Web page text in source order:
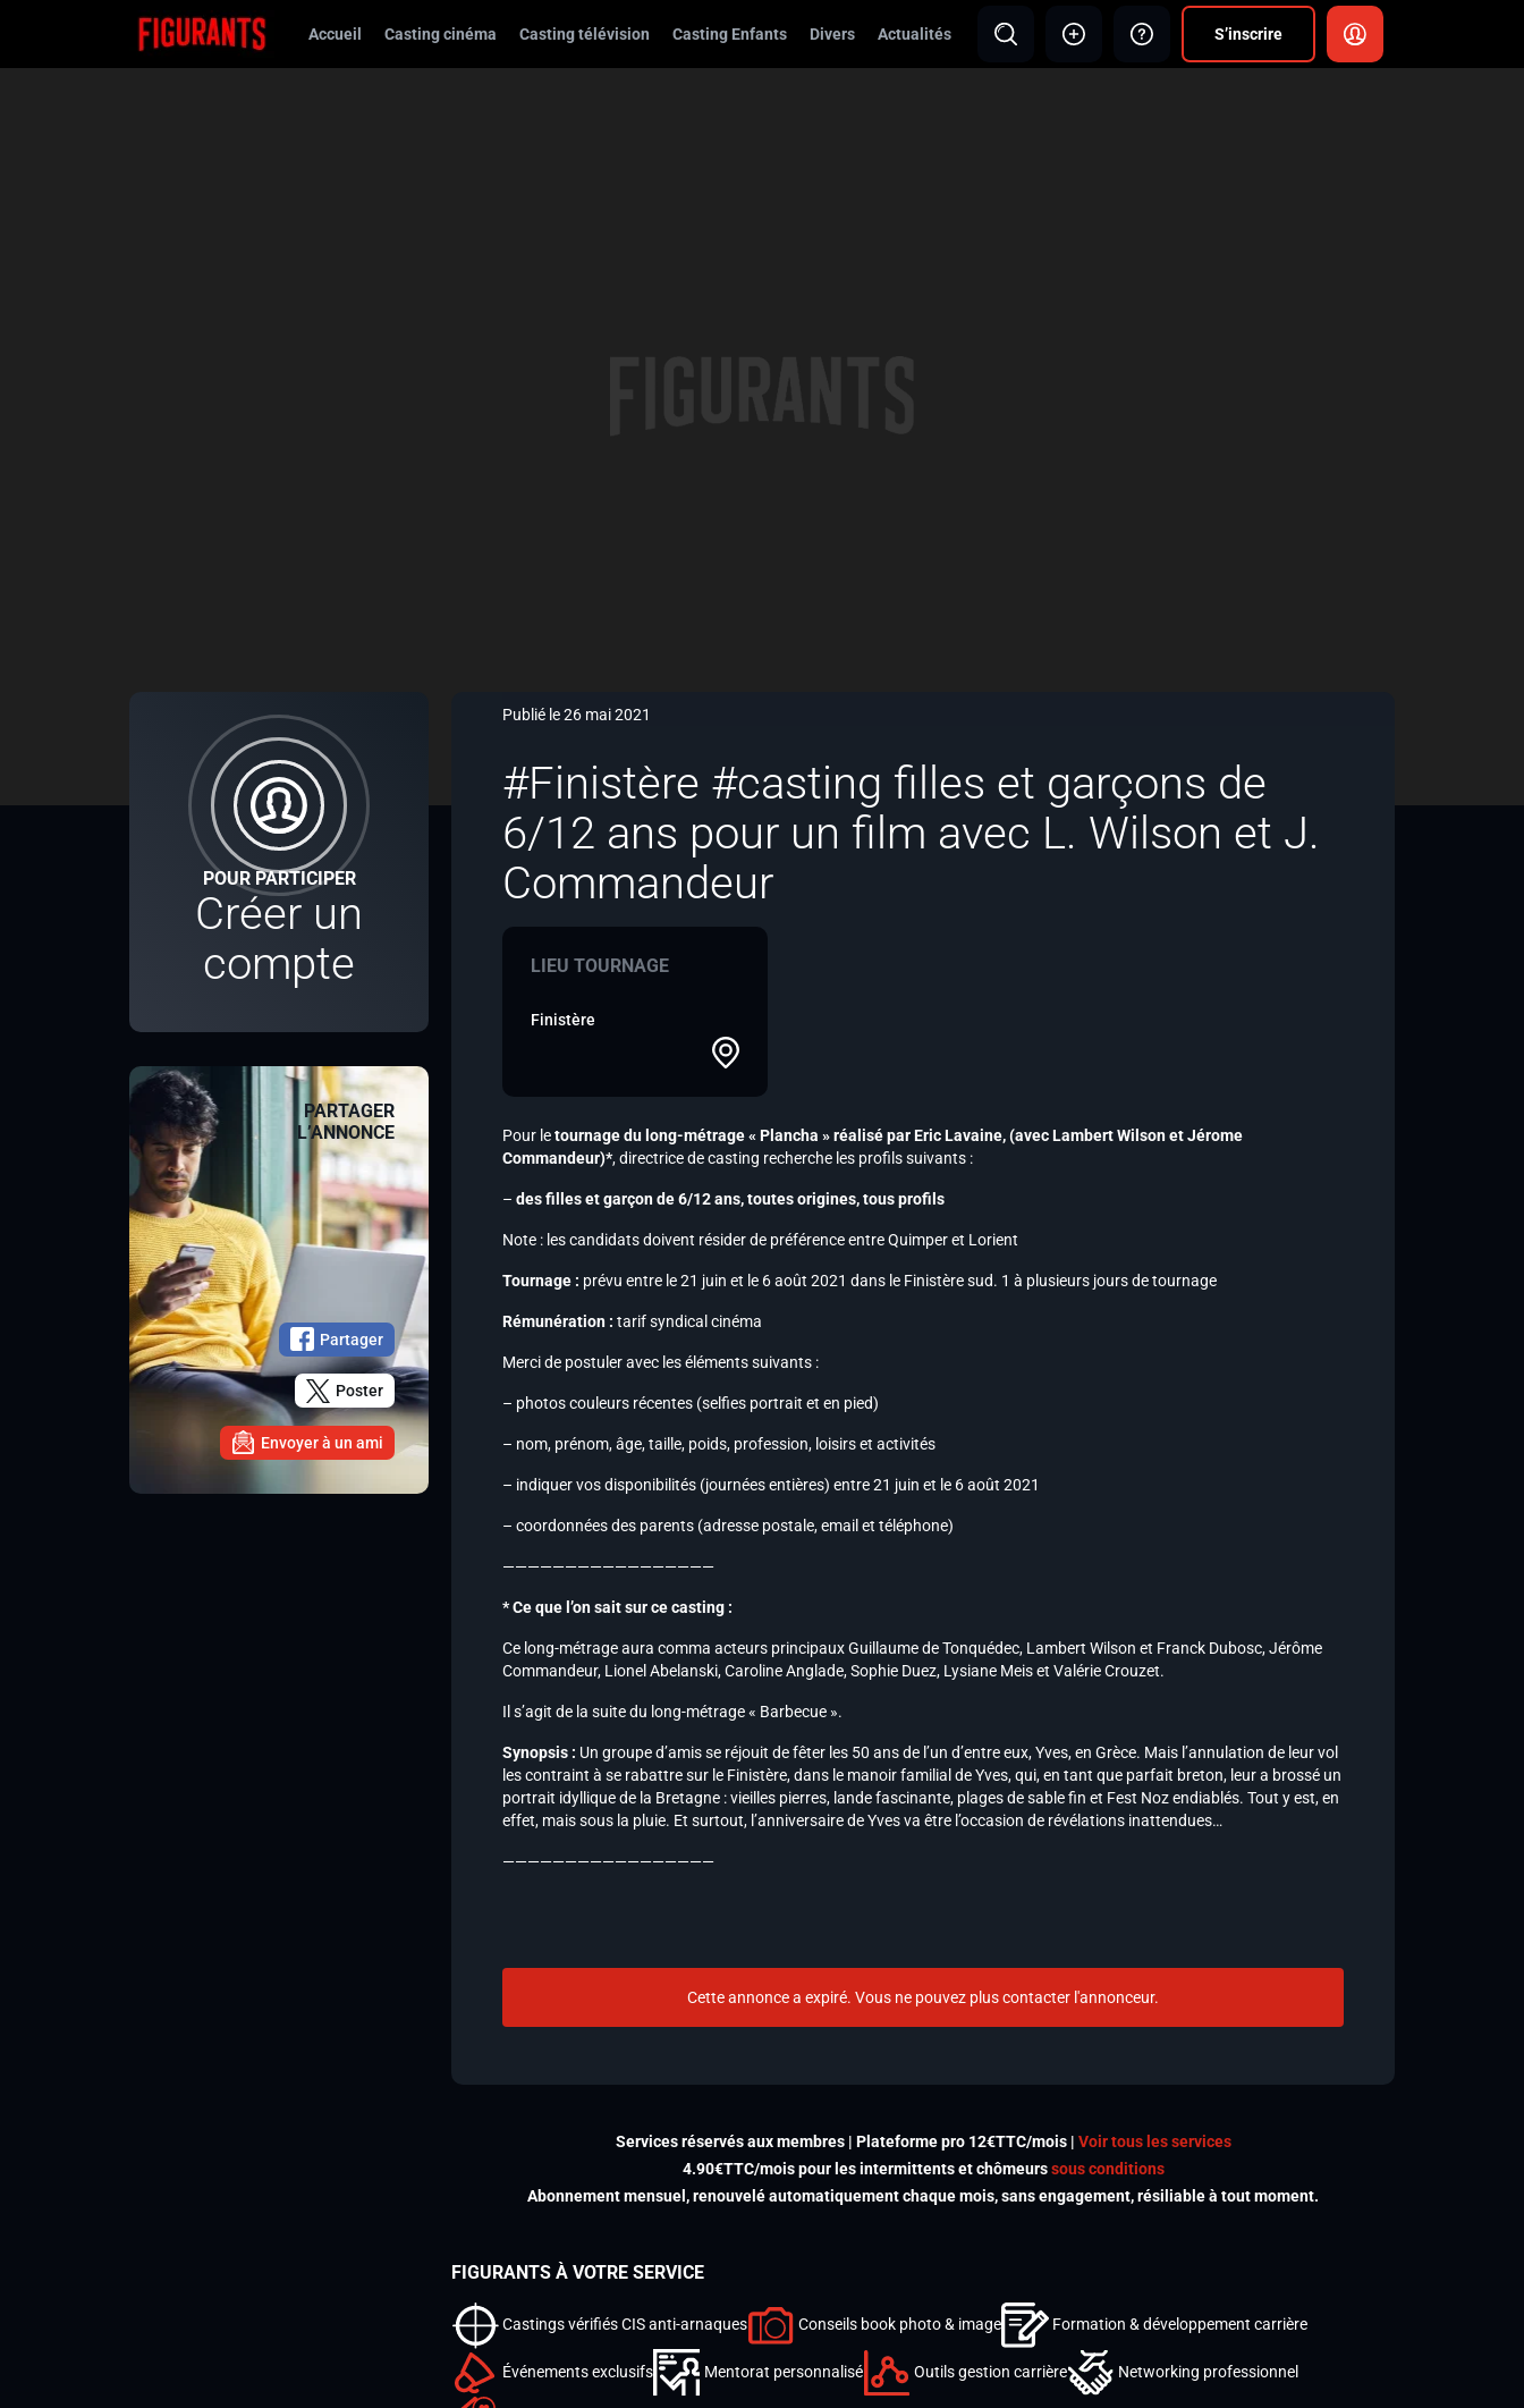
Accueil Casting cinéma Casting télévision Casting Enfants Divers Actualités S’inscrire
POUR PARTICIPER
Créer un
compte
PARTAGER
L’ANNONCE
Partager
Poster
Envoyer à un ami
Publié le 26 mai 2021
#Finistère #casting filles et garçons de
6/12 ans pour un film avec L. Wilson et J.
Commandeur
LIEU TOURNAGE
Finistère
Pour letournage du long-métrage « Plancha » réalisé par Eric Lavaine,(avec Lambert Wilson et Jérome
Commandeur)*, directrice de casting recherche les profils suivants :
– des filles et garçon de 6/12 ans, toutes origines, tous profils
Note : les candidats doivent résider de préférence entre Quimper et Lorient
Tournage : prévu entre le 21 juin et le 6 août 2021 dans le Finistère sud. 1 à plusieurs jours de tournage
Rémunération : tarif syndical cinéma
Merci de postuler avec les éléments suivants :
– photos couleurs récentes (selfies portrait et en pied)
– nom, prénom, âge, taille, poids, profession, loisirs et activités
– indiquer vos disponibilités (journées entières) entre 21 juin et le 6 août 2021
– coordonnées des parents (adresse postale, email et téléphone)
—————————————————
* Ce que l’on sait sur ce casting :
Ce long-métrage aura comma acteurs principaux Guillaume de Tonquédec, Lambert Wilson et Franck Dubosc, Jérôme
Commandeur, Lionel Abelanski, Caroline Anglade, Sophie Duez, Lysiane Meis et Valérie Crouzet.
Il s’agit de la suite du long-métrage « Barbecue ».
Synopsis : Un groupe d’amis se réjouit de fêter les 50 ans de l’un d’entre eux, Yves, en Grèce. Mais l’annulation de leur vol
les contraint à se rabattre sur le Finistère, dans le manoir familial de Yves, qui, en tant que parfait breton, leur a brossé un
portrait idyllique de la Bretagne : vieilles pierres, lande fascinante, plages de sable fin et Fest Noz endiablés. Tout y est, en
effet, mais sous la pluie. Et surtout, l’anniversaire de Yves va être l’occasion de révélations inattendues…
—————————————————
Cette annonce a expiré. Vous ne pouvez plus contacter l'annonceur.
Services réservés aux membres | Plateforme pro 12€TTC/mois | Voir tous les services
4.90€TTC/mois pour les intermittents et chômeurssous conditions
Abonnement mensuel, renouvelé automatiquement chaque mois, sans engagement, résiliable à tout moment.
FIGURANTS À VOTRE SERVICE
Castings vérifiés CIS anti-arnaques Conseils book photo & image Formation & développement carrière
Événements exclusifs Mentorat personnalisé Outils gestion carrière Networking professionnel